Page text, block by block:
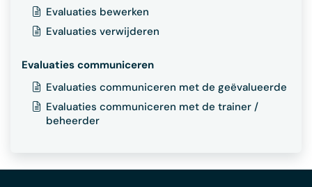
Evaluaties bewerken
Evaluaties verwijderen
Evaluaties communiceren
Evaluaties communiceren met de geëvalueerde
Evaluaties communiceren met de trainer /
beheerder